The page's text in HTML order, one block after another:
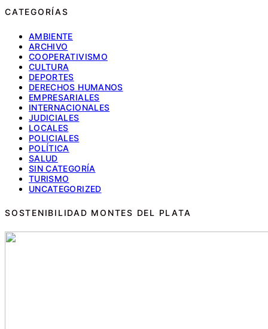
CATEGORÍAS
AMBIENTE
ARCHIVO
COOPERATIVISMO
CULTURA
DEPORTES
DERECHOS HUMANOS
EMPRESARIALES
INTERNACIONALES
JUDICIALES
LOCALES
POLICIALES
POLÍTICA
SALUD
SIN CATEGORÍA
TURISMO
UNCATEGORIZED
SOSTENIBILIDAD MONTES DEL PLATA